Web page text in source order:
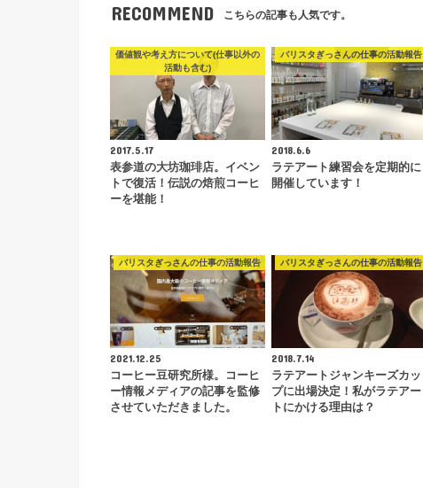
RECOMMEND こちらの記事も人気です。
価値観や考え方について(仕事以外の
活動も含む)
2017.5.17
表参道の大坊珈琲店。イベン
トで復活！伝説の焙煎コーヒ
ーを堪能！
バリスタぎっさんの仕事の活動報告
2018.6.6
ラテアート練習会を定期的に
開催しています！
バリスタぎっさんの仕事の活動報告
2021.12.25
コーヒー豆研究所様。コーヒ
ー情報メディアの記事を監修
させていただきました。
バリスタぎっさんの仕事の活動報告
2018.7.14
ラテアートジャンキーズカッ
プに出場決定！私がラテアー
トにかける理由は？